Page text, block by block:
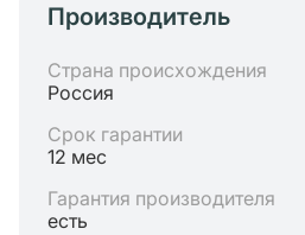
Производитель
Страна происхождения
Россия
Срок гарантии
12 мес
Гарантия производителя
есть